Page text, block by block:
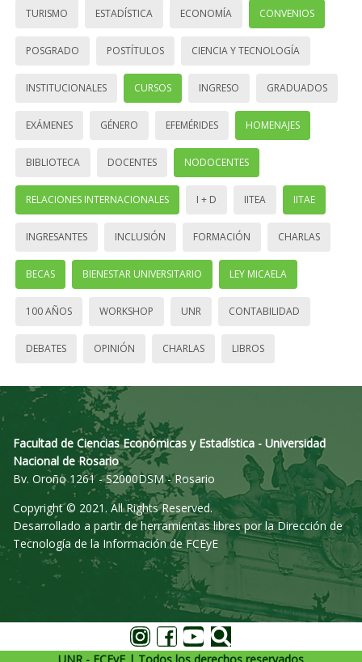
TURISMO ESTADÍSTICA ECONOMÍA CONVENIOS
POSGRADO POSTÍTULOS CIENCIA Y TECNOLOGÍA
INSTITUCIONALES CURSOS INGRESO GRADUADOS
EXÁMENES GÉNERO EFEMÉRIDES HOMENAJES
BIBLIOTECA DOCENTES NODOCENTES
RELACIONES INTERNACIONALES I + D IITEA IITAE
INGRESANTES INCLUSIÓN FORMACIÓN CHARLAS
BECAS BIENESTAR UNIVERSITARIO LEY MICAELA
100 AÑOS WORKSHOP UNR CONTABILIDAD
DEBATES OPINIÓN CHARLAS LIBROS
Facultad de Ciencias Económicas y Estadística - Universidad
Nacional de Rosario
Bv. Oroño 1261 - S2000DSM - Rosario
Copyright © 2021. All Rights Reserved.
Desarrollado a partir de herramientas libres por la Dirección de
Tecnología de la Información de FCEyE